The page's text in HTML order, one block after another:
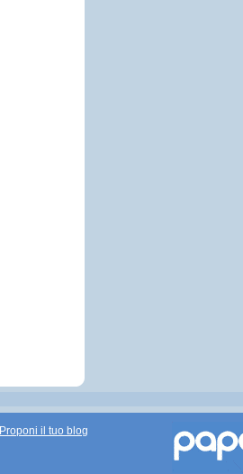
Proponi il tuo blog